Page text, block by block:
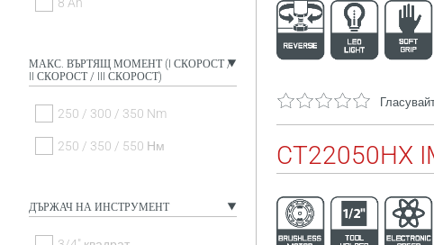
МАКС. ВЪРТЯЩ МОМЕНТ (I СКОРОСТ /
II СКОРОСТ / III СКОРОСТ)
250 / 300 / 350 Nm
250 / 350 / 550 Нм
ДЪРЖАЧ НА ИНСТРУМЕНТ
CT22050HX